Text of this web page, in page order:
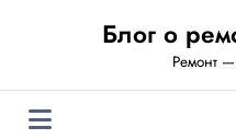
Блог о
Ремонт —